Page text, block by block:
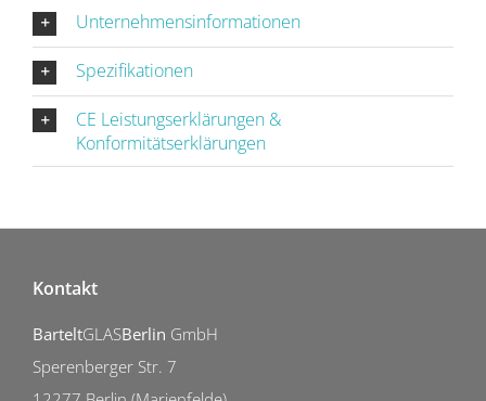
Unternehmensinformationen
Spezifikationen
CE Leistungserklärungen &
Konformitätserklärungen
Kontakt
BarteltGLASBerlin GmbH
Sperenberger Str. 7